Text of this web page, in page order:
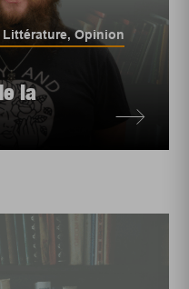
Littérature,Opinion
la